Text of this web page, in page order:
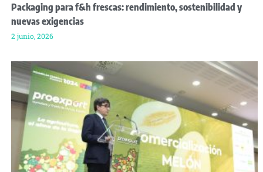
Packaging para f&h frescas: rendimiento, sostenibilidad y
nuevas exigencias
2 junio, 2026